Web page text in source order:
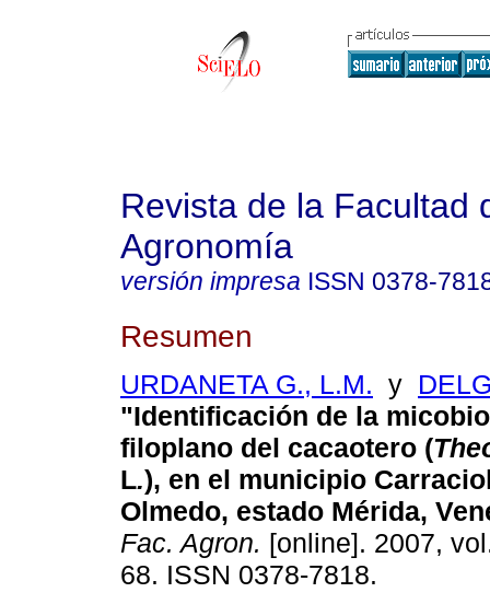
Revista de la Facultad
Agronomía
versión impresa ISSN 0378-
Resumen
URDANETA G., L.M. y
"Identificación de la
filoplano del cacaotero (
L.), en el municipio
Olmedo, estado Mérida,
Fac. Agron. [online]. 2007,
68. ISSN 0378-7818.